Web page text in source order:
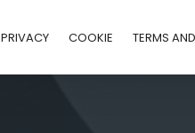
PRIVACY COOKIE TERMS